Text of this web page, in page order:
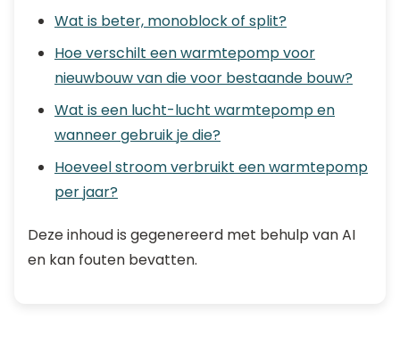
Wat is beter, monoblock of split?
Hoe verschilt een warmtepomp voor
nieuwbouw van die voor bestaande bouw?
Wat is een lucht-lucht warmtepomp en
wanneer gebruik je die?
Hoeveel stroom verbruikt een warmtepomp
per jaar?
Deze inhoud is gegenereerd met behulp van AI
en kan fouten bevatten.